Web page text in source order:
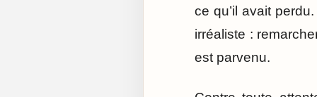
ce qu’il avait
irréaliste :
est parvenu.